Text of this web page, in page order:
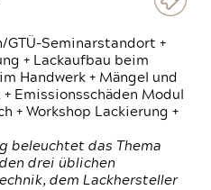
GTÜ-Seminarstandort +
+ Lackaufbau beim
Handwerk + Mängel und
Emissionsschäden Modul
+ Workshop Lackierung +
beleuchtet das Thema
drei üblichen
dem Lackhersteller